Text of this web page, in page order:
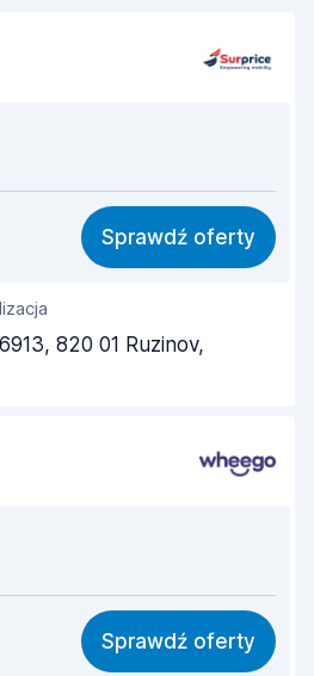
9,5
9,4
9,7
Sprawdź oferty
820 01 Ruzinov,
9,1
9,6
Sprawdź oferty